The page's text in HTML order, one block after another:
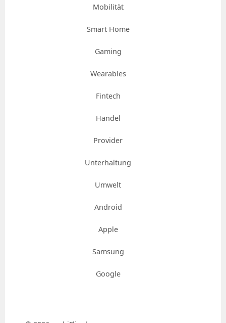
Mobilität
Smart Home
Gaming
Wearables
Fintech
Handel
Provider
Unterhaltung
Umwelt
Android
Apple
Samsung
Google